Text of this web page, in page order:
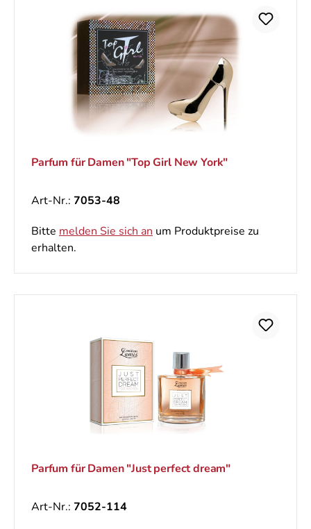
Parfum für Damen "Top Girl New York"
Art-Nr.: 7053-48
Bitte melden Sie sich an um Produktpreise zu
erhalten.
Parfum für Damen "Just perfect dream"
Art-Nr.: 7052-114